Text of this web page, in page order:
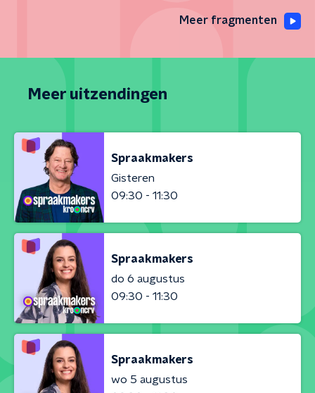
Meer fragmenten
Meer uitzendingen
Spraakmakers
Gisteren
09:30 - 11:30
Spraakmakers
do 6 augustus
09:30 - 11:30
Spraakmakers
wo 5 augustus